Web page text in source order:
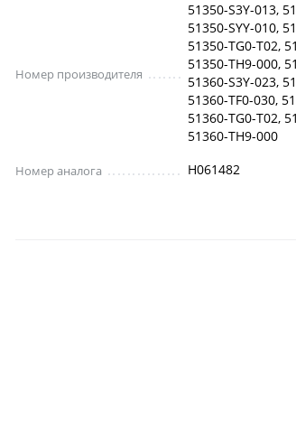
Номер производителя
51350-S3Y-013,
51350-SYY-010,
51350-TG0-T02,
51350-TH9-000,
51360-S3Y-023,
51360-TF0-030,
51360-TG0-T02,
51360-TH9-000
Номер аналога H061482